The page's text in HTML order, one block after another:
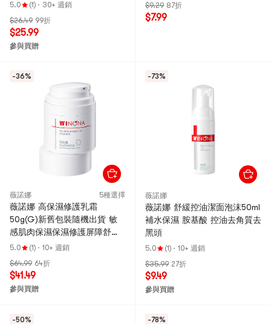
5.0
(1) · 30+ 週銷
$26.49 99折
$25.99
參與買贈
$9.29 87折
$7.99
-36%
薇諾娜 5種選擇
薇諾娜 高保濕修護乳霜
50g(G)新舊包裝隨機出貨 敏
感肌肉保濕保濕修護屏障舒緩
滋潤【大乾皮必備】新舊版隨
5.0 (1) · 10+ 週銷
$64.99 64折
$41.49
參與買贈
-73%
薇諾娜
薇諾娜 舒緩控油潔面泡沫50ml
補水保濕 胺基酸 控油去角質去
黑頭
5.0 (1) · 10+ 週銷
$35.99 27折
$9.49
參與買贈
-50% -78%